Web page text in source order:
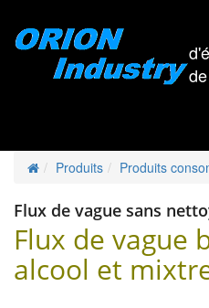
Produits Produits
Flux de vague sans
Flux de vague
alcool et